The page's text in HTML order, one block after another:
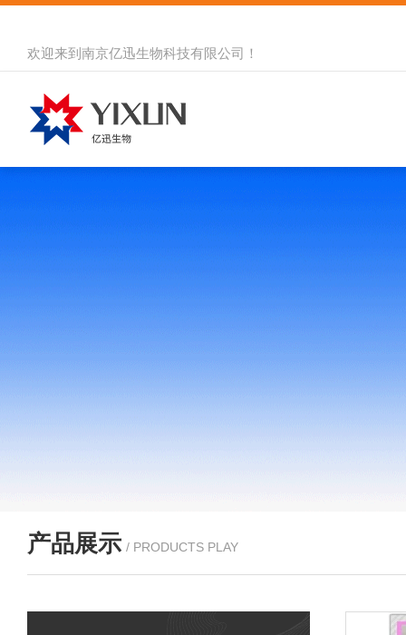
欢迎来到 南京亿迅生物科技有限公司 ！
产品展示 / PRODUCTS PLAY